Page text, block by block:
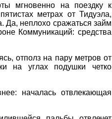
мгновенно на поездку к
метрах от Тидуэла,
Да, неплохо сражаться займ
Коммуникаций: средства
отполз на пару метров от
на углах подушки четко
началась отвлекающая